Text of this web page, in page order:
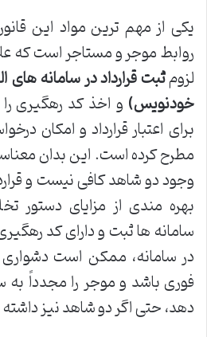
روابط موجر و مستاجر است که
لزومثبت قرارداد در سامانه های
خودنویس) و اخذ کد رهگیری
برای اعتبار قرارداد و امکان
مطرح کرده است. این بدان
وجود دو شاهد کافی نیست و
بهره مندی از مزایای دستور
سامانه ها ثبت و دارای کد
در سامانه، ممکن است
فوری باشد و موجر را مجدداً
دهد، حتی اگر دو شاهد نیز